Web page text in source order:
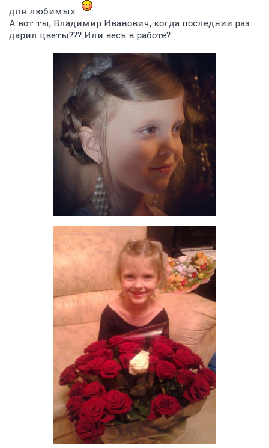
для любимых
А вот ты, Владимир Иванович, когда последний раз
дарил цветы??? Или весь в работе?